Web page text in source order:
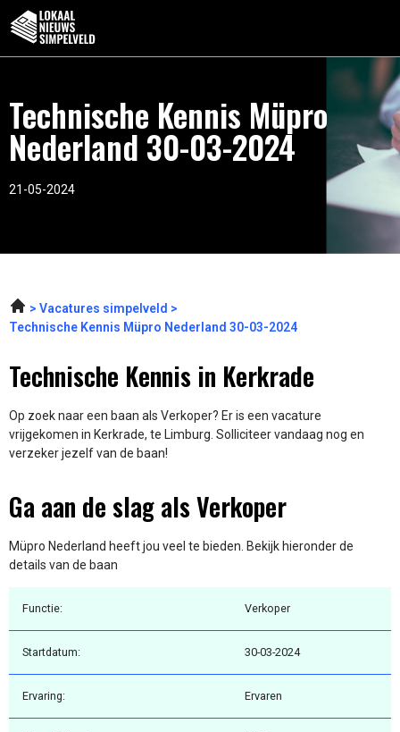
Technische Kennis Müpro
Nederland 30-03-2024
21-05-2024
Vacatures simpelveld
Technische Kennis Müpro Nederland 30-03-2024
Technische Kennis in Kerkrade
Op zoek naar een baan als Verkoper? Er is een vacature
vrijgekomen in Kerkrade, te Limburg. Solliciteer vandaag nog en
verzeker jezelf van de baan!
Ga aan de slag als Verkoper
Müpro Nederland heeft jou veel te bieden. Bekijk hieronder de
details van de baan
Functie: Verkoper
Startdatum: 30-03-2024
Ervaring: Ervaren